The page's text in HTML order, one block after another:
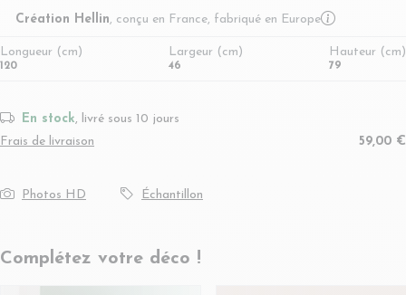
Création Hellin, conçu en France, fabriqué en Europe More
Longueur (cm)
120
Largeur (cm)
46
Hauteur (cm)
79
En stock, livré sous 10 jours
Frais de livraison
59,00 €
Photos HD Échantillon
Complétez votre déco !